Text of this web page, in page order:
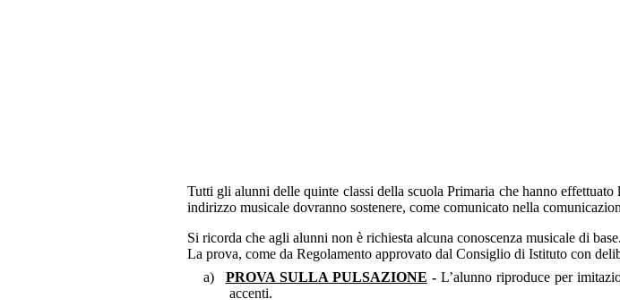
Tutti gli alunni delle quinte classi della scuola Primaria che hanno
indirizzo musicale dovranno sostenere, come comunicato nella
Si ricorda che agli alunni non è richiesta alcuna conoscenza musicale di base.
La prova, come da Regolamento approvato dal Consiglio di Istituto con
a)
PROVA SULLA PULSAZIONE - L’alunno riproduce per
accenti.